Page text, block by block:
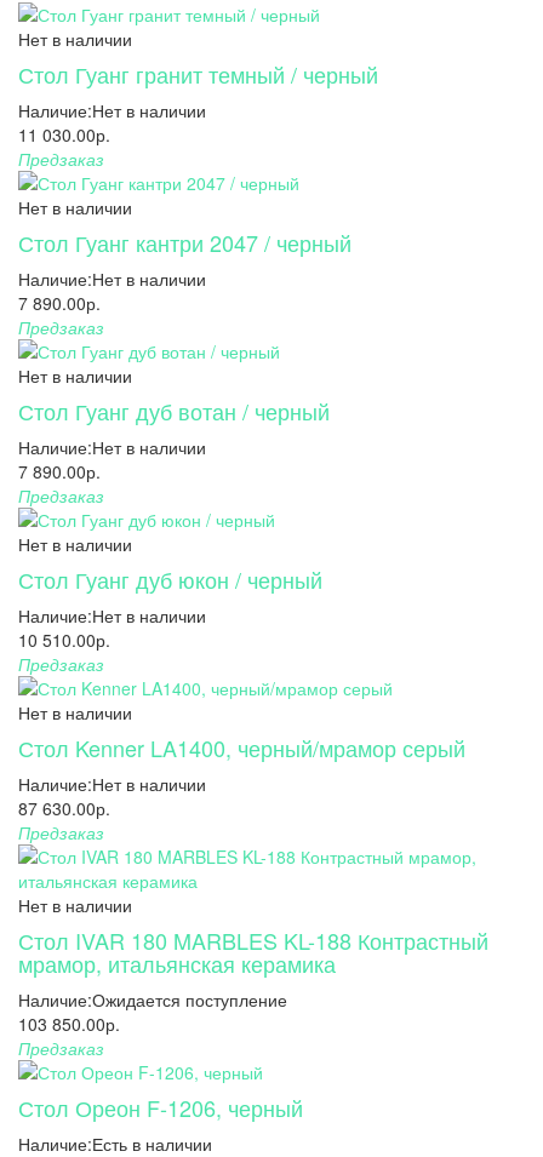
Нет в наличии
Стол Гуанг гранит темный / черный
Наличие:Нет в наличии
11 030.00р.
Предзаказ
Нет в наличии
Стол Гуанг кантри 2047 / черный
Наличие:Нет в наличии
7 890.00р.
Предзаказ
Нет в наличии
Стол Гуанг дуб вотан / черный
Наличие:Нет в наличии
7 890.00р.
Предзаказ
Нет в наличии
Стол Гуанг дуб юкон / черный
Наличие:Нет в наличии
10 510.00р.
Предзаказ
Нет в наличии
Стол Kenner LA1400, черный/мрамор серый
Наличие:Нет в наличии
87 630.00р.
Предзаказ
Нет в наличии
Стол IVAR 180 MARBLES KL-188 Контрастный
мрамор, итальянская керамика
Наличие:Ожидается поступление
103 850.00р.
Предзаказ
Стол Ореон F-1206, черный
Наличие:Есть в наличии